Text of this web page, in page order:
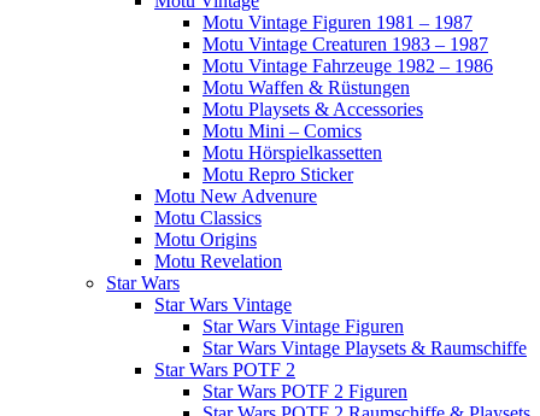
Motu Vintage Figuren 1981 – 1987
Motu Vintage Creaturen 1983 – 1987
Motu Vintage Fahrzeuge 1982 – 1986
Motu Waffen & Rüstungen
Motu Playsets & Accessories
Motu Mini – Comics
Motu Hörspielkassetten
Motu Repro Sticker
Motu New Advenure
Motu Classics
Motu Origins
Motu Revelation
Star Wars
Star Wars Vintage
Star Wars Vintage Figuren
Star Wars Vintage Playsets & Raumschiffe
Star Wars POTF 2
Star Wars POTF 2 Figuren